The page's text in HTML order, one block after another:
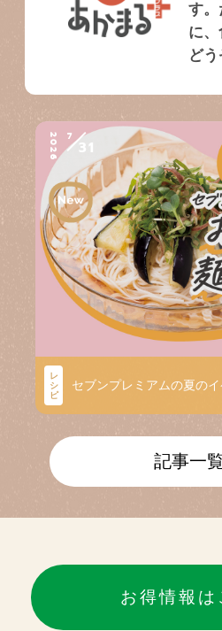
す。
に、
どう
2026 7
31
レ
シ
ピ
セブンプレミアムの夏のイ
記事一
お得情報は